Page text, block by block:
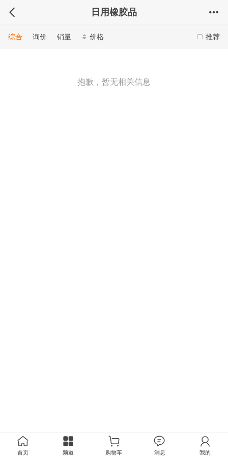
日用橡胶品
推荐
综合 询价 销量 价格
抱歉，暂无相关信息
首页 频道 购物车 消息 我的